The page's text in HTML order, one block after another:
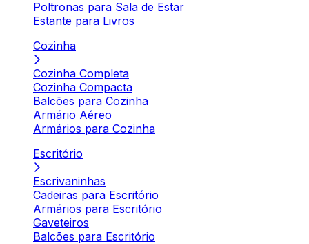
Poltronas para Sala de Estar
Estante para Livros
Cozinha
Cozinha Completa
Cozinha Compacta
Balcões para Cozinha
Armário Aéreo
Armários para Cozinha
Escritório
Escrivaninhas
Cadeiras para Escritório
Armários para Escritório
Gaveteiros
Balcões para Escritório